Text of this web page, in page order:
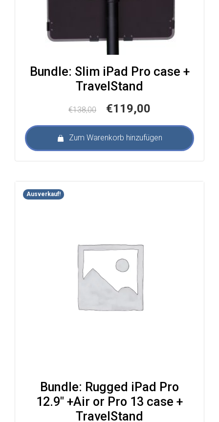
Bundle: Slim iPad Pro case +
TravelStand
€138,00
Ursprünglicher
war:
€138,00
€119,00
ist:
€119,00.
Zum Warenkorb hinzufügen
Ausverkauf!
Bundle: Rugged iPad Pro
12.9″ +Air or Pro 13 case +
TravelStand